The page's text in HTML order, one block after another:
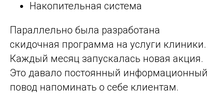
Накопительная система
Параллельно была разработана
скидочная программа на услуги клиники.
Каждый месяц запускалась новая акция.
Это давало постоянный информационный
повод напоминать о себе клиентам.